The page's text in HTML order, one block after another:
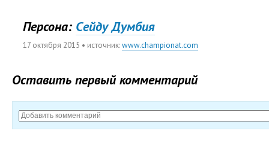
Персона: Cейду Думбия
17 октября 2015 • источник:www.championat.com
Оставить первый комментарий